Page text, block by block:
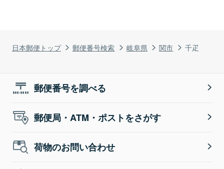
日本郵便トップ 郵便番号検索 岐阜県 関市 千疋
郵便番号を調べる
郵便局・ATM・ポストをさがす
荷物のお問い合わせ